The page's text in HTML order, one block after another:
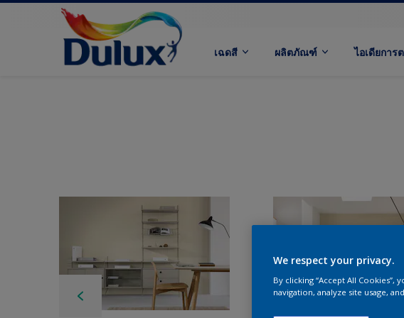
เฉดสี ผลิตภัณฑ์ ไอเดียการ
We respect your privacy.
By clicking “Accept All
navigation, analyze site usage,